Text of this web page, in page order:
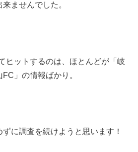
ませんでした。
ヒットするのは、ほとんどが「岐
」の情報ばかり。
に調査を続けようと思います！